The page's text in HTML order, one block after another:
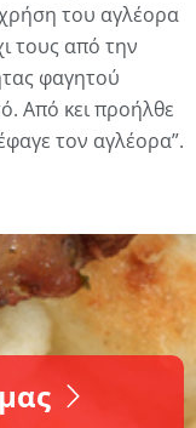
του αγλέορα
τους από την
φαγητού
Από κει προήλθε
τον αγλέορα”.